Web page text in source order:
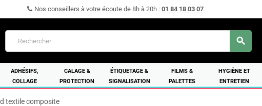
Nos conseillers à votre écoute de 8h à 20h : 01 84 18 03 07
search
ADHÉSIFS,
COLLAGE
CALAGE &
PROTECTION
ÉTIQUETAGE &
SIGNALISATION
FILMS &
PALETTES
HYGIÈNE ET
ENTRETIEN
textile composite